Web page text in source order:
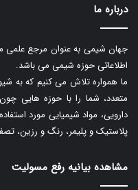
درباره ما
جهان شیمی به عنوان مرجع علمی
اطلاعاتی حوزه شیمی می باشد.
ما همواره تلاش می کنیم که به
متعدد، شما را با حوزه هایی
دارویی، مواد شیمیایی مورد
پلاستیک و پلیمر، رنگ و رزین،
مشاهده بیانیه رفع مسولیت